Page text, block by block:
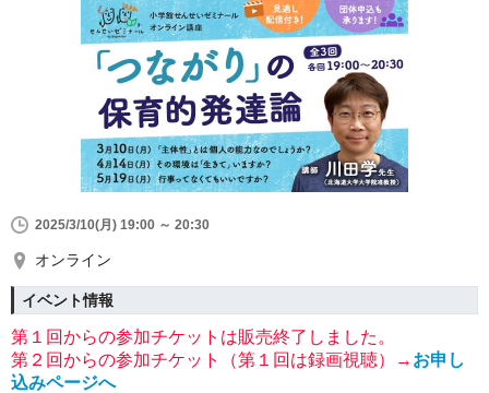
2025/3/10(月) 19:00 ～ 20:30
オンライン
イベント情報
第１回からの参加チケットは販売終了しました。
第２回からの参加チケット（第１回は録画視聴）→ お申し
込みページへ